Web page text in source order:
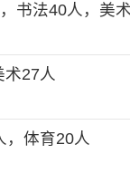
书法40人，美
术27人
，体育20人